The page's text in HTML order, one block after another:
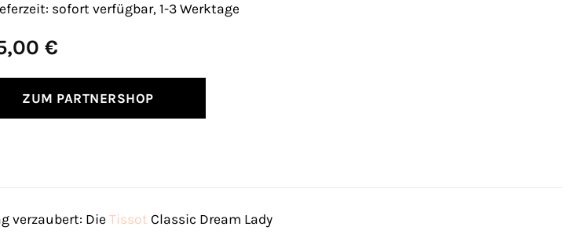
€
sofort verfügbar, 1-3 Werktage
ZUM PARTNERSHOP
verzaubert: Die Tissot Classic Dream Lady